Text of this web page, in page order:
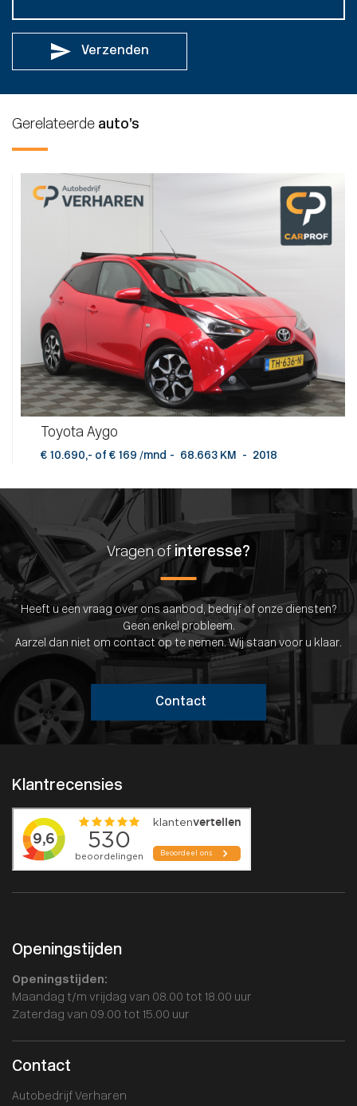
Verzenden
Gerelateerde auto’s
Toyota Aygo
€ 10.690,- of € 169 /mnd - 68.663 KM - 2018
Vragen ofinteresse?
Heeft u een vraag over ons aanbod, bedrijf of onze diensten?
Geen enkel probleem.
Aarzel dan niet om contact op te nemen. Wij staan voor u klaar.
Contact
Klantrecensies
Openingstijden
Openingstijden:
Maandag t/m vrijdag van 08.00 tot 18.00 uur
Zaterdag van 09.00 tot 15.00 uur
Contact
Autobedrijf Verharen